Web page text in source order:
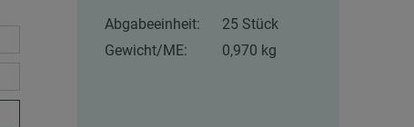
Abgabeeinheit:
25 Stück
Gewicht/ME:
0,970 kg